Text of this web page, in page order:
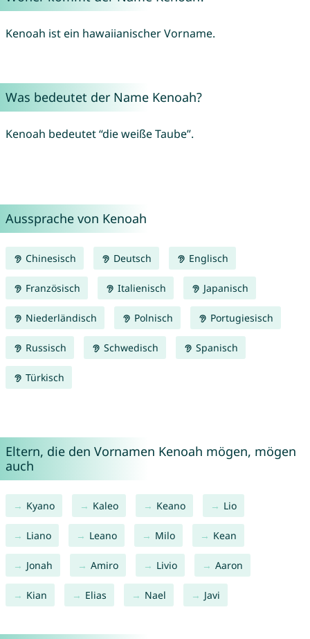
Kenoah ist ein hawaiianischer Vorname.
Was bedeutet der Name Kenoah?
Kenoah bedeutet “die weiße Taube”.
Aussprache von Kenoah
Chinesisch Deutsch Englisch
Französisch Italienisch Japanisch
Niederländisch Polnisch Portugiesisch
Russisch Schwedisch Spanisch
Türkisch
Eltern, die den Vornamen Kenoah mögen, mögen
auch
Kyano Kaleo Keano Lio
Liano Leano Milo Kean
Jonah Amiro Livio Aaron
Kian Elias Nael Javi